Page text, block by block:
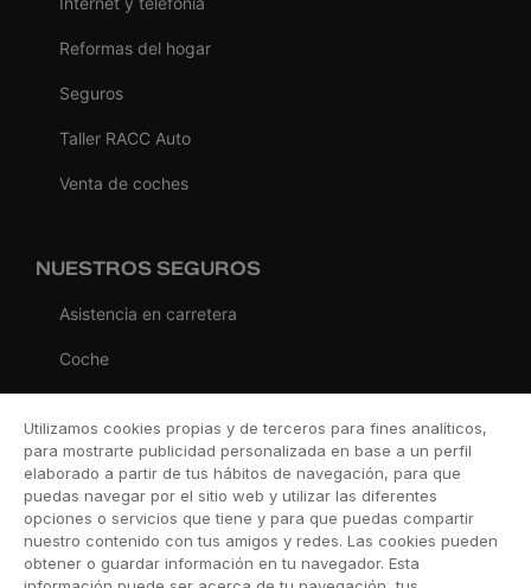
Reformas del hogar
Seguros
Taller RACC Auto
Venta de coches
NUESTROS SEGUROS
Asistencia en carretera
Coche
Viaje
Hogar
Vida
Decesos
Utilizamos cookies propias y de terceros para fines analíticos,
para mostrarte publicidad personalizada en base a un perfil
elaborado a partir de tus hábitos de navegación, para que
puedas navegar por el sitio web y utilizar las diferentes
opciones o servicios que tiene y para que puedas compartir
nuestro contenido con tus amigos y redes. Las cookies pueden
obtener o guardar información en tu navegador. Esta